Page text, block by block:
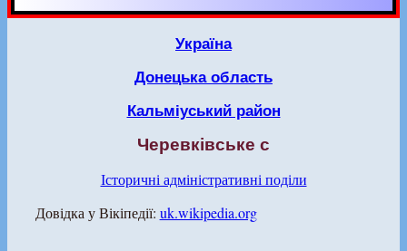
Україна
Донецька область
Кальміуський район
Черевківське с
Історичні адміністративні поділи
Довідка у Вікіпедії: uk.wikipedia.org